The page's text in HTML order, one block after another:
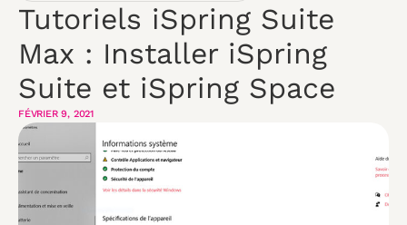
Tutoriels iSpring Suite
Max : Installer iSpring
Suite et iSpring Space
FÉVRIER 9, 2021